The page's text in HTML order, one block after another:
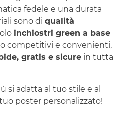
fedele e una durata
sono di qualità
inchiostri green a base
competitivi e convenienti,
gratis e sicure in tutta
si adatta al tuo stile e al
poster personalizzato!